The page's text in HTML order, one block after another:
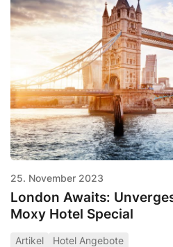
25. November 2023
London Awaits:
Moxy Hotel Special
Artikel Hotel Angebote